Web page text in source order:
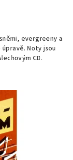
evergreeny a
Noty jsou
CD.